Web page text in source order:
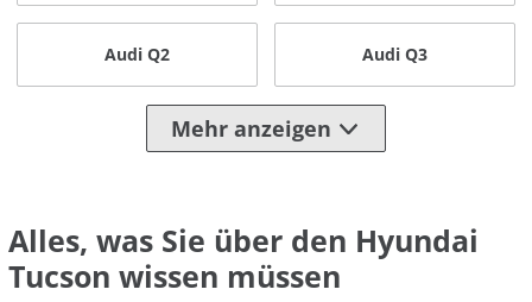
Audi Q2 Audi Q3
Mehr anzeigen
Alles, was Sie über den Hyundai
Tucson wissen müssen